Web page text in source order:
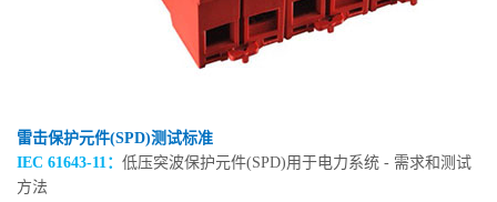
雷击保护元件(SPD)测试标准
IEC 61643-11： 低压突波保护元件(SPD)用于电力系统 - 需求和测试
方法